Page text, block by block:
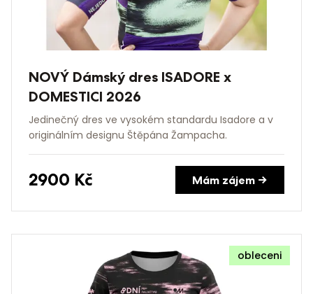
NOVÝ Dámský dres ISADORE x
DOMESTICI 2026
Jedinečný dres ve vysokém standardu Isadore a v
originálním designu Štěpána Žampacha.
2900 Kč Mám zájem →
obleceni